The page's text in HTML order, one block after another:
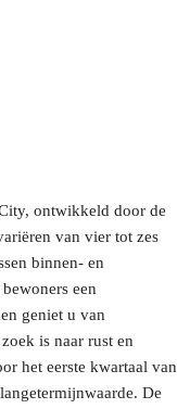
ontwikkeld door de
van vier tot zes
binnen- en
een
geniet u van
is naar rust en
het eerste kwartaal van
De